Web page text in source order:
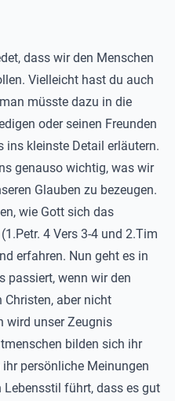
dass wir den Menschen
Vielleicht hast du auch
müsste dazu in die
oder seinen Freunden
ins kleinste Detail erläutern.
genauso wichtig, was wir
Glauben zu bezeugen.
wie Gott sich das
4 Vers 3-4 und 2.Tim
erfahren. Nun geht es in
passiert, wenn wir den
Christen, aber nicht
wird unser Zeugnis
bilden sich ihr
persönliche Meinungen
führt, dass es gut